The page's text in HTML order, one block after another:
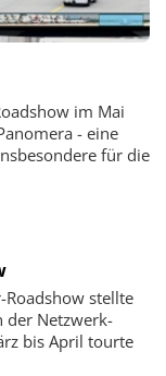
im Mai
- eine
für die
Roadshow stellte
der Netzwerk-
bis April tourte